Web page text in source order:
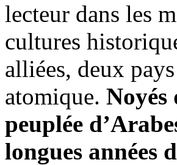
lecteur dans les
cultures
alliées, deux
atomique. Noyés
peuplée
longues années